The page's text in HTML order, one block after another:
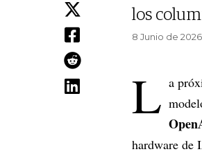
los
8 Junio de
L a
hardware de